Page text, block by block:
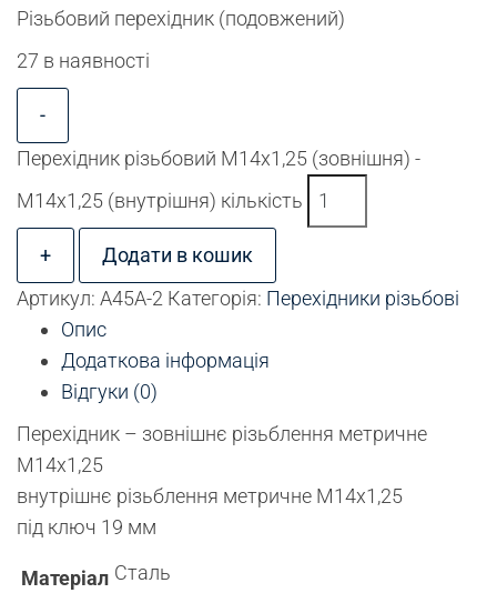
Різьбовий перехідник (подовжений)
27 в наявності
-
Перехідник різьбовий М14х1,25 (зовнішня) -
М14х1,25 (внутрішня) кількість
+
Додати в кошик
Артикул: A45A-2 Категорія: Перехідники різьбові
Опис
Додаткова інформація
Відгуки (0)
Перехідник – зовнішнє різьблення метричне
М14х1,25
внутрішнє різьблення метричне М14х1,25
під ключ 19 мм
Матеріал Сталь